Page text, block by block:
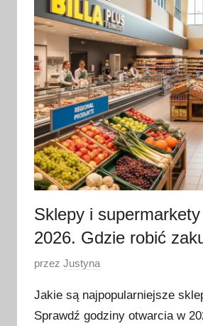
Sklepy i
2026. Gdzie robić
O
u
b
przez Justyna
Jakie są najpopularniejsze
Sprawdź godziny otwarcia w